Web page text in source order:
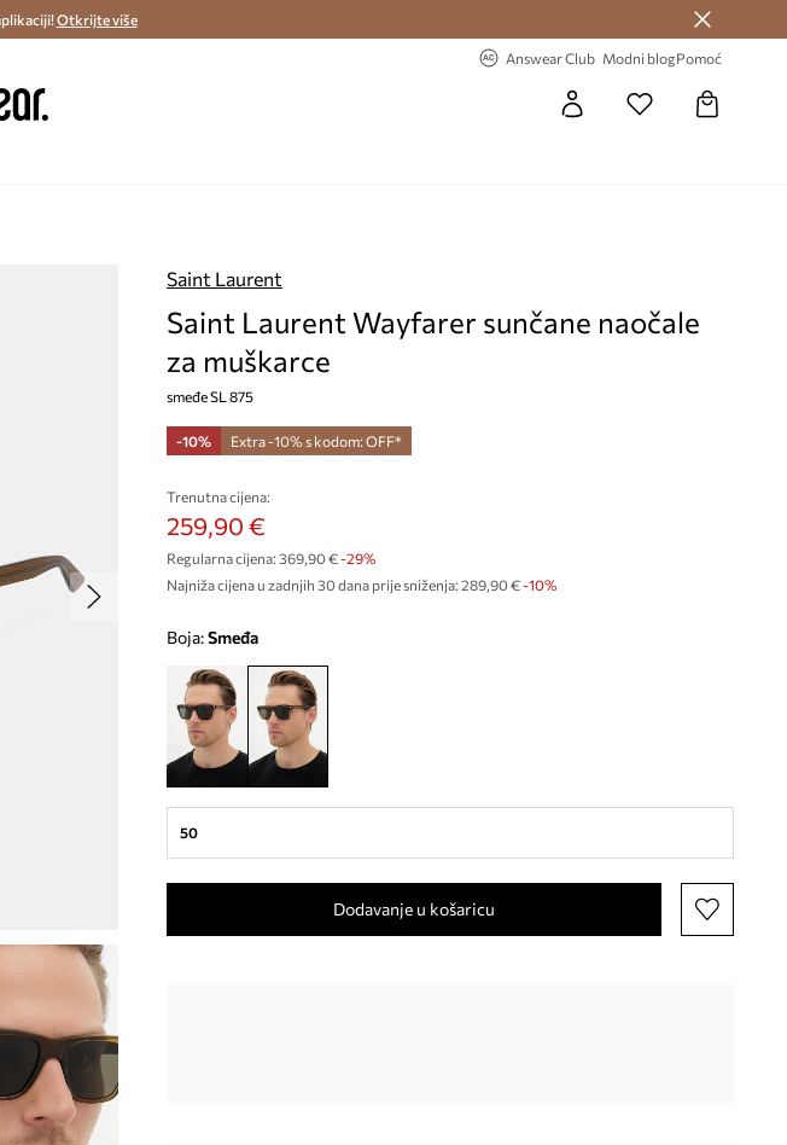
u roku 48 sati >
Otkrijte više
Answear Club Modni blogPomoć
Saint Laurent
Saint Laurent Wayfarer sunčane naočale
za muškarce
smeđe SL 875
-10% Extra -10% s kodom: OFF*
Trenutna cijena:
259,90 €
Regularna cijena: 369,90 €-29%
Najniža cijena u zadnjih 30 dana prije sniženja: 289,90 € -10%
Boja: smeđa
50
Dodavanje u košaricu